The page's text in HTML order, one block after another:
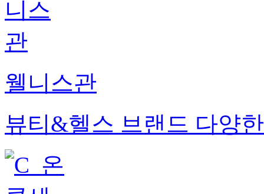
웰니스관
뷰티&헬스 브랜드 다양